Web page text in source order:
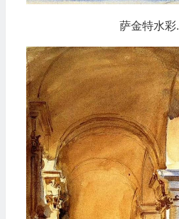
萨金特水